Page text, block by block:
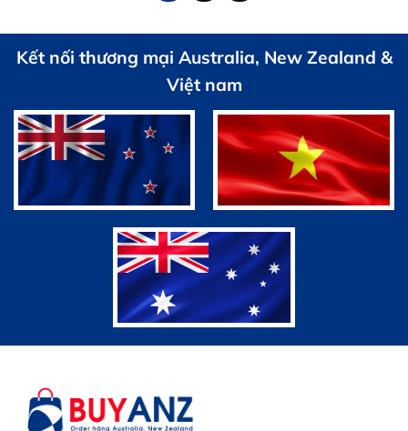
Kết nối thương mại Australia, New Zealand &
Việt nam